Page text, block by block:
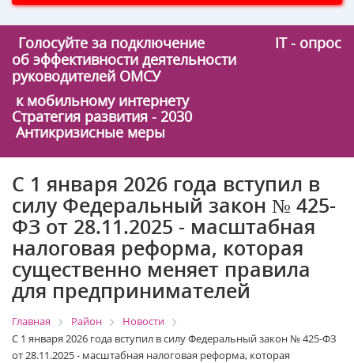
Голосуйте за подключение
IT - опрос
об эффективности деятельности
руководителей ОМСУ
к мобильному интернету
Стратегия развития - 2030
Антикризисные меры
С 1 января 2026 года вступил в
силу Федеральный закон № 425-
ФЗ от 28.11.2025 - масштабная
налоговая реформа, которая
существенно меняет правила
для предпринимателей
Главная Район
Новости
С 1 января 2026 года вступил в силу Федеральный закон № 425-ФЗ
от 28.11.2025 - масштабная налоговая реформа, которая